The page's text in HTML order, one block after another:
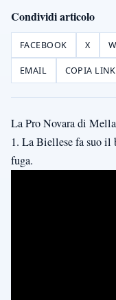
Condividi articolo
FACEBOOK X
EMAIL COPIA LINK
La Pro Novara di
1. La Biellese fa suo il
fuga.